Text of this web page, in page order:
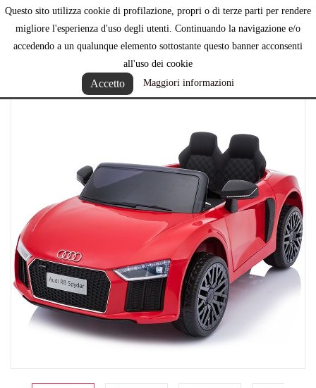
Questo sito utilizza cookie di profilazione, propri o di terze parti per rendere
migliore l'esperienza d'uso degli utenti. Continuando la navigazione e/o
accedendo a un qualunque elemento sottostante questo banner acconsenti
all'uso dei cookie
Accetto Maggiori informazioni
